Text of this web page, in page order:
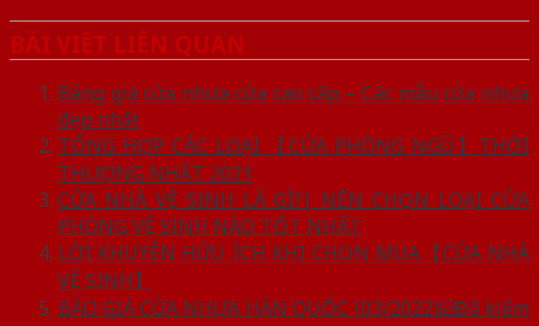
BÀI VIẾT LIÊN QUAN
Bảng giá cửa nhựa cửa cao cấp – Các mẫu cửa nhựa
đẹp nhất
TỔNG HỢP CÁC LOẠI 【CỬA PHÒNG NGỦ】THỜI
THƯỢNG NHẤT 2021
CỬA NHÀ VỆ SINH LÀ GÌ?| NÊN CHỌN LOẠI CỬA
PHÒNG VỆ SINH NÀO TỐT NHẤT
LỜI KHUYÊN HỮU ÍCH KHI CHỌN MUA【CỬA NHÀ
VỆ SINH】
BÁO GIÁ CỬA NHỰA HÀN QUỐC [03/2022]☑️Đã kiểm